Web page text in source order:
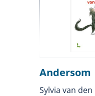
Andersom
Sylvia van den